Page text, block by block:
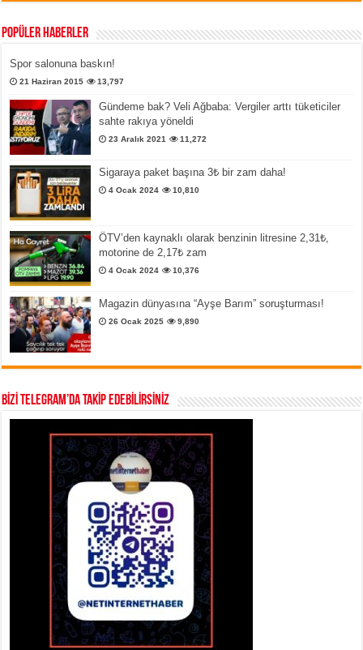
Popüler Haberler
Spor salonuna baskın!
21 Haziran 2015 13,797
Gündeme bak? Veli Ağbaba: Vergiler arttı tüketiciler
sahte rakıya yöneldi
23 Aralık 2021 11,272
Sigaraya paket başına 3₺ bir zam daha!
4 Ocak 2024 10,810
ÖTV’den kaynaklı olarak benzinin litresine 2,31₺,
motorine de 2,17₺ zam
4 Ocak 2024 10,376
Magazin dünyasına “Ayşe Barım” soruşturması!
26 Ocak 2025 9,890
BİZİ TELEGRAM’DA TAKİP EDEBİLİRSİNİZ